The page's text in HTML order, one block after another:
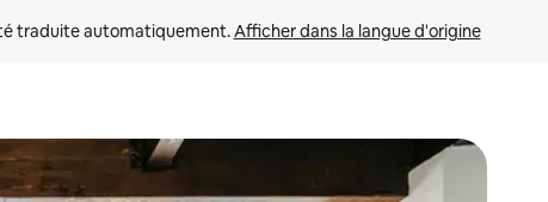
traduite automatiquement. Afficher dans la langue d'origine